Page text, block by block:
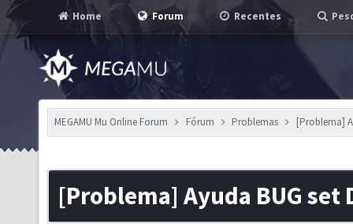
Home Forum Recentes
MEGAMU Mu Online Forum Fórum Problemas [Problema]
[Problema] Ayuda BUG set